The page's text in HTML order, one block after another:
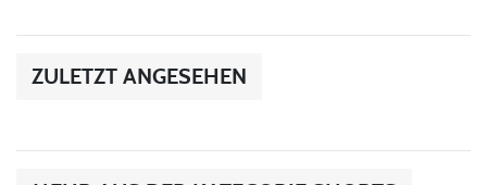
ZULETZT ANGESEHEN